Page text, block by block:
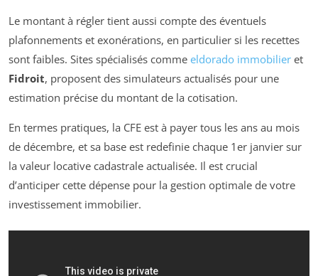
Le montant à régler tient aussi compte des éventuels
plafonnements et exonérations, en particulier si les recettes
sont faibles. Sites spécialisés comme eldorado immobilier et
Fidroit, proposent des simulateurs actualisés pour une
estimation précise du montant de la cotisation.
En termes pratiques, la CFE est à payer tous les ans au mois
de décembre, et sa base est redefinie chaque 1er janvier sur
la valeur locative cadastrale actualisée. Il est crucial
d’anticiper cette dépense pour la gestion optimale de votre
investissement immobilier.